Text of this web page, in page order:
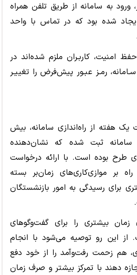
ورود به سامانه از طریق تلفن همراه
شده بود که در تماس با واحد
امنیت، کاربـران ملزم شده‌اند در
رمـز عبـور پیش‌فرض را تغییـر
یک هفته از راه‌اندازی سامانه، بیش
سامانه ثبت شده که نشان‌دهنده
طرح بوده است. با ارائه درخواست‌
بر موازی‌کاری‌های زمان‌بر بسته
برای رسیدگی به امور بازنشستگان
بیشتری را برای گفت‌وگوهای
از این رو توصیه می‌شود با انجام
هم زحمت رفت‌وآمد را از خود دفع
دهند با تمرکز بیشتر و صرف زمان